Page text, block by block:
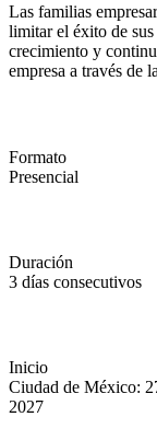
Las familias
limitar el éxito de sus
crecimiento y
empresa a través de
Formato
Presencial
Duración
3 días consecutivos
Inicio
Ciudad de México:
2027